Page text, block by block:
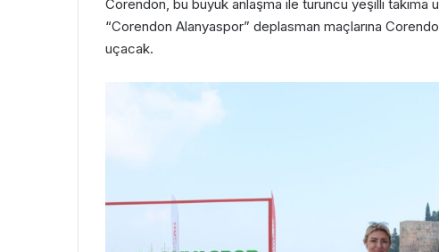
Corendon, bu büyük anlaşma ile turuncu yeşilli
“Corendon Alanyaspor” deplasman maçlarına
uçacak.